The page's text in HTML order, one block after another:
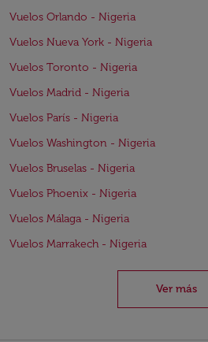
Vuelos Orlando - Nigeria
Vuelos Nueva York - Nigeria
Vuelos Toronto - Nigeria
Vuelos Madrid - Nigeria
Vuelos París - Nigeria
Vuelos Washington - Nigeria
Vuelos Bruselas - Nigeria
Vuelos Phoenix - Nigeria
Vuelos Málaga - Nigeria
Vuelos Marrakech - Nigeria
Ver más